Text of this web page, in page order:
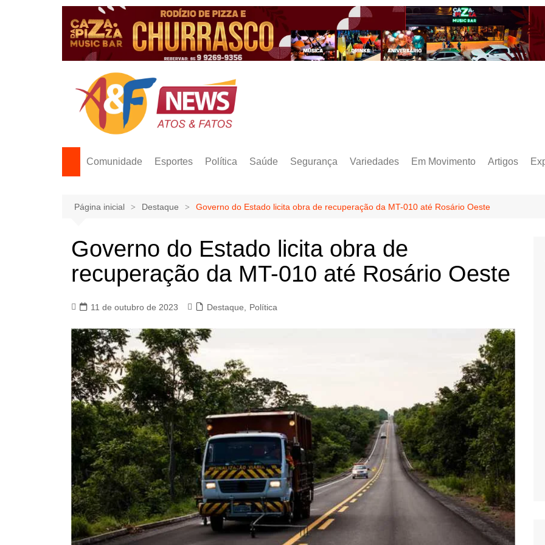
Comunidade Esportes Política Saúde Segurança Variedades Em Movimento Artigos
Página inicial Destaque Governo do Estado licita obra de recuperação da MT-010 até Rosário Oeste
Governo do Estado licita obra de
recuperação da MT-010 até Rosário Oeste
11 de outubro de 2023 Destaque Política